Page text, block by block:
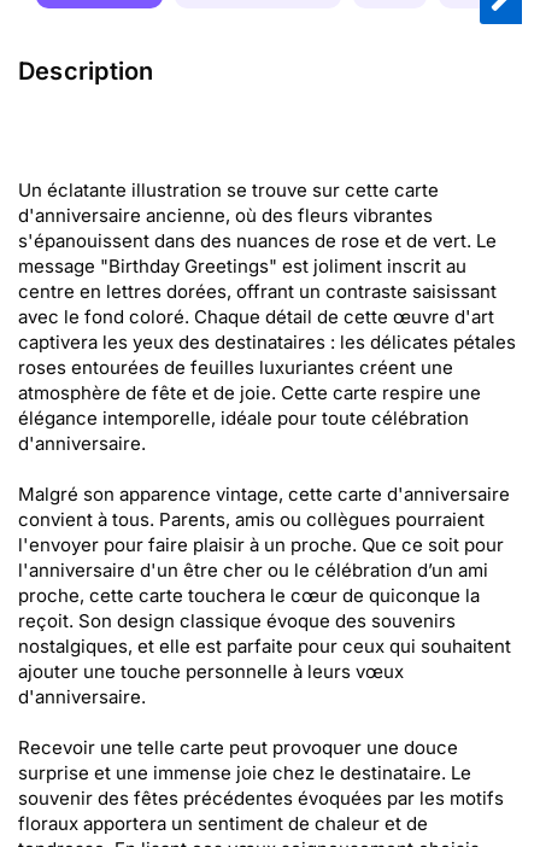
Description
Un éclatante illustration se trouve sur cette carte
d'anniversaire ancienne, où des fleurs vibrantes
s'épanouissent dans des nuances de rose et de vert. Le
message "Birthday Greetings" est joliment inscrit au
centre en lettres dorées, offrant un contraste saisissant
avec le fond coloré. Chaque détail de cette œuvre d'art
captivera les yeux des destinataires : les délicates pétales
roses entourées de feuilles luxuriantes créent une
atmosphère de fête et de joie. Cette carte respire une
élégance intemporelle, idéale pour toute célébration
d'anniversaire.
Malgré son apparence vintage, cette carte d'anniversaire
convient à tous. Parents, amis ou collègues pourraient
l'envoyer pour faire plaisir à un proche. Que ce soit pour
l'anniversaire d'un être cher ou le célébration d’un ami
proche, cette carte touchera le cœur de quiconque la
reçoit. Son design classique évoque des souvenirs
nostalgiques, et elle est parfaite pour ceux qui souhaitent
ajouter une touche personnelle à leurs vœux
d'anniversaire.
Recevoir une telle carte peut provoquer une douce
surprise et une immense joie chez le destinataire. Le
souvenir des fêtes précédentes évoquées par les motifs
floraux apportera un sentiment de chaleur et de